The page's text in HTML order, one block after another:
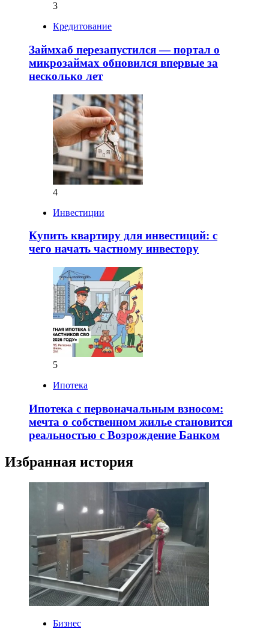
3
Кредитование
Займхаб перезапустился — портал о
микрозаймах обновился впервые за
несколько лет
4
Инвестиции
Купить квартиру для инвестиций: с
чего начать частному инвестору
5
Ипотека
Ипотека с первоначальным взносом:
мечта о собственном жилье становится
реальностью с Возрождение Банком
Избранная история
Бизнес